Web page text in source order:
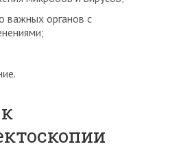
важных органов с